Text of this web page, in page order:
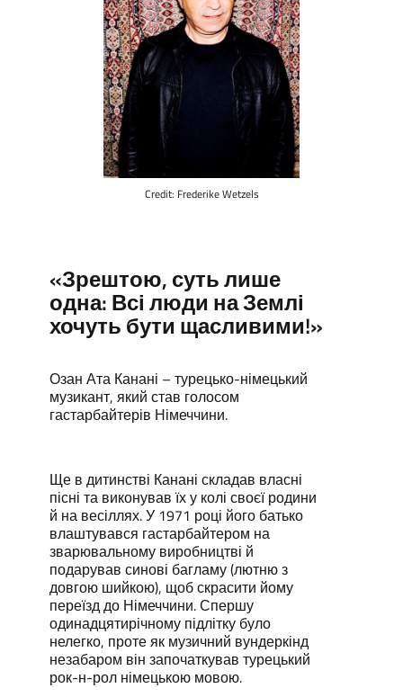
«Зрештою, суть лише
одна: Всі люди на Землі
хочуть бути щасливими!»
Озан Ата Канані – турецько-німецький
музикант, який став голосом
гастарбайтерів Німеччини.
Ще в дитинстві Канані складав власні
пісні та виконував їх у колі своєї родини
й на весіллях. У 1971 році його батько
влаштувався гастарбайтером на
зварювальному виробництві й
подарував синові багламу (лютню з
довгою шийкою), щоб скрасити йому
переїзд до Німеччини. Спершу
одинадцятирічному підлітку було
нелегко, проте як музичний вундеркінд
незабаром він започаткував турецький
рок-н-рол німецькою мовою.
Credit: Frederike Wetzels